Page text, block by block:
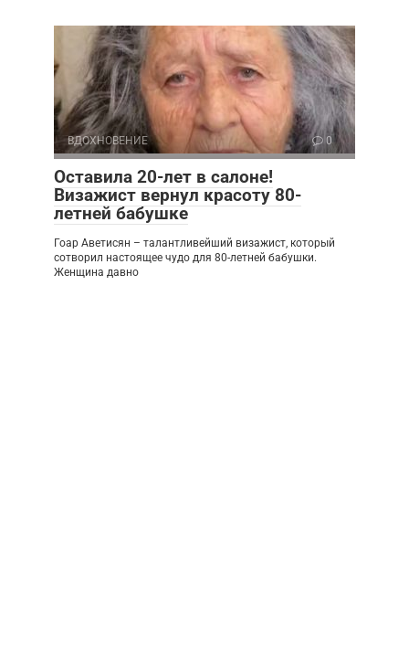
ВДОХНОВЕНИЕ 0
Оставила 20-лет в салоне!
Визажист вернул красоту 80-
летней бабушке
Гоар Аветисян – талантливейший визажист, который
сотворил настоящее чудо для 80-летней бабушки.
Женщина давно